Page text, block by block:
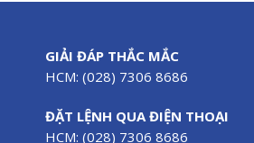
GIẢI ĐÁP THẮC MẮC
HCM: (028) 7306 8686
ĐẶT LỆNH QUA ĐIỆN THOẠI
HCM: (028) 7306 8686